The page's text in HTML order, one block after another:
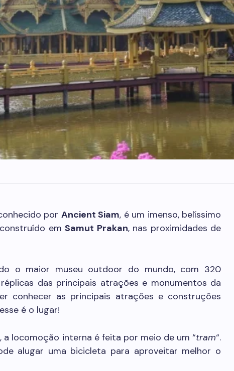
por Ancient Siam, é um imenso, belíssimo
em Samut Prakan, nas proximidades de
o maior museu outdoor do mundo, com 320
das principais atrações e monumentos da
conhecer as principais atrações e construções
é o lugar!
a locomoção interna é feita por meio de um “tram“.
alugar uma bicicleta para aproveitar melhor o